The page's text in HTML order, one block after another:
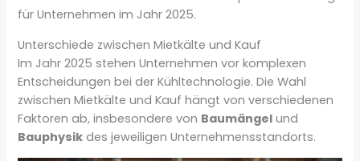
für Unternehmen im Jahr 2025.
Unterschiede zwischen Mietkälte und Kauf
Im Jahr 2025 stehen Unternehmen vor komplexen
Entscheidungen bei der Kühltechnologie. Die Wahl
zwischen Mietkälte und Kauf hängt von verschiedenen
Faktoren ab, insbesondere von Baumängel und
Bauphysik des jeweiligen Unternehmensstandorts.